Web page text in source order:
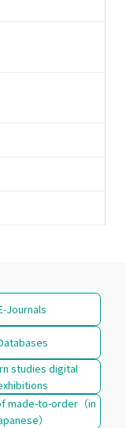
Journals
studies digital
made-to-order（in
）